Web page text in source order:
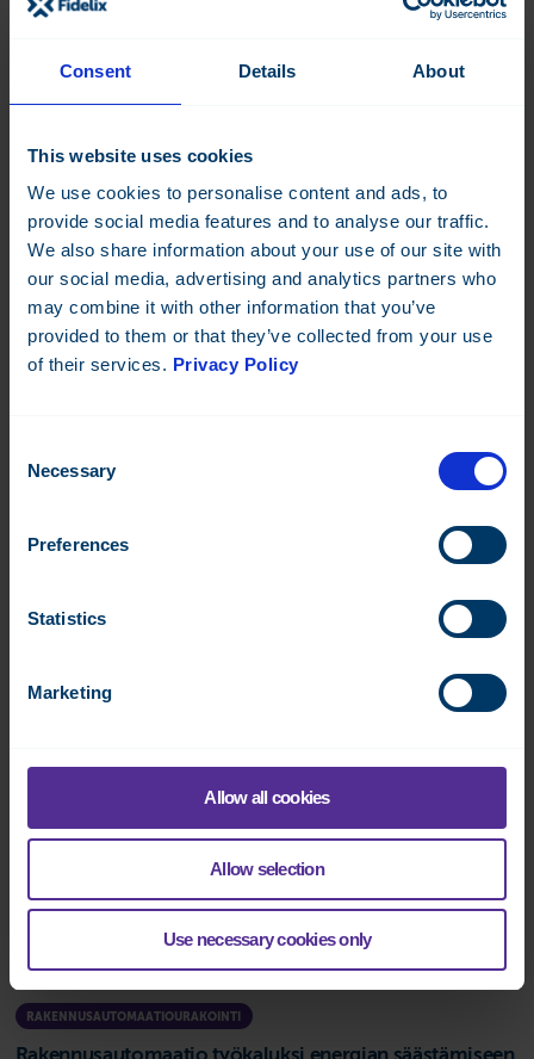
Consent Details About
This website uses cookies
We use cookies to personalise content and ads, to
provide social media features and to analyse our traffic.
We also share information about your use of our site with
our social media, advertising and analytics partners who
may combine it with other information that you’ve
provided to them or that they’ve collected from your use
of their services. Privacy Policy
Selection
Necessary
Preferences
Statistics
Marketing
Allow all cookies
Allow selection
Use necessary cookies only
Rakennusautomaatiolla varmistetaan optimaaliset
Sairaalaympäristössä rakennusautomaation toimintavarmuudella
on kriittinen rooli Meilahden sairaala-alueelle valmistunut...
Lue lisää
VANTAAN KAUPUNKI
RAKENNUSAUTOMAATIOURAKOINTI